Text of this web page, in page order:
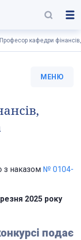
Професор кафедри
МЕНЮ
з наказом № 0104-
2025 року
подає